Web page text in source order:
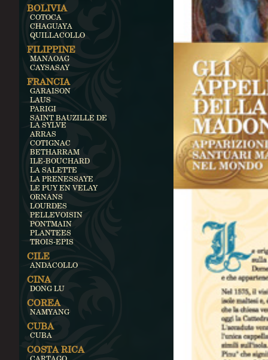
BOLIVIA
COTOCA
CHAGUAYA
QUILLACOLLO
FILIPPINE
MANAOAG
CAYSASAY
FRANCIA
GARAISON
LAUS
PARIGI
SAINT BAUZILLE DE
LA SYLVE
ARRAS
COTIGNAC
BETHARRAM
ILE-BOUCHARD
LA SALETTE
LA PRENESSAYE
LE PUY EN VELAY
ORNANS
LOURDES
PELLEVOISIN
PONTMAIN
PLANTEES
TROIS-EPIS
CILE
ANDACOLLO
CINA
DONG LU
COREA
NAMYANG
CUBA
CUBA
COSTA RICA